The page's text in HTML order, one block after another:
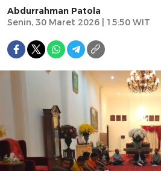
Abdurrahman Patola
Senin, 30 Maret 2026 | 15:50 WIT